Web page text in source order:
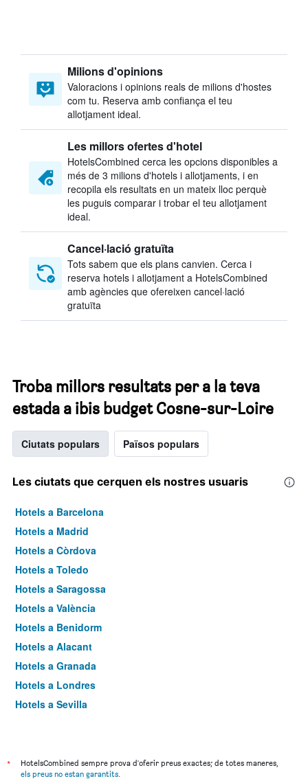
Milions d'opinions
Valoracions i opinions reals de milions d'hostes
com tu. Reserva amb confiança el teu
allotjament ideal.
Les millors ofertes d'hotel
HotelsCombined cerca les opcions disponibles a
més de 3 milions d'hotels i allotjaments, i en
recopila els resultats en un mateix lloc perquè
les puguis comparar i trobar el teu allotjament
ideal.
Cancel·lació gratuïta
Tots sabem que els plans canvien. Cerca i
reserva hotels i allotjament a HotelsCombined
amb agències que ofereixen cancel·lació
gratuïta
Troba millors resultats per a la teva
estada a ibis budget Cosne-sur-Loire
Ciutats populars Països populars
Les ciutats que cerquen els nostres usuaris
Hotels a Barcelona
Hotels a Madrid
Hotels a Còrdova
Hotels a Toledo
Hotels a Saragossa
Hotels a València
Hotels a Benidorm
Hotels a Alacant
Hotels a Granada
Hotels a Londres
Hotels a Sevilla
*
HotelsCombined sempre prova d'oferir preus exactes; de totes maneres,
els preus no estan garantits.